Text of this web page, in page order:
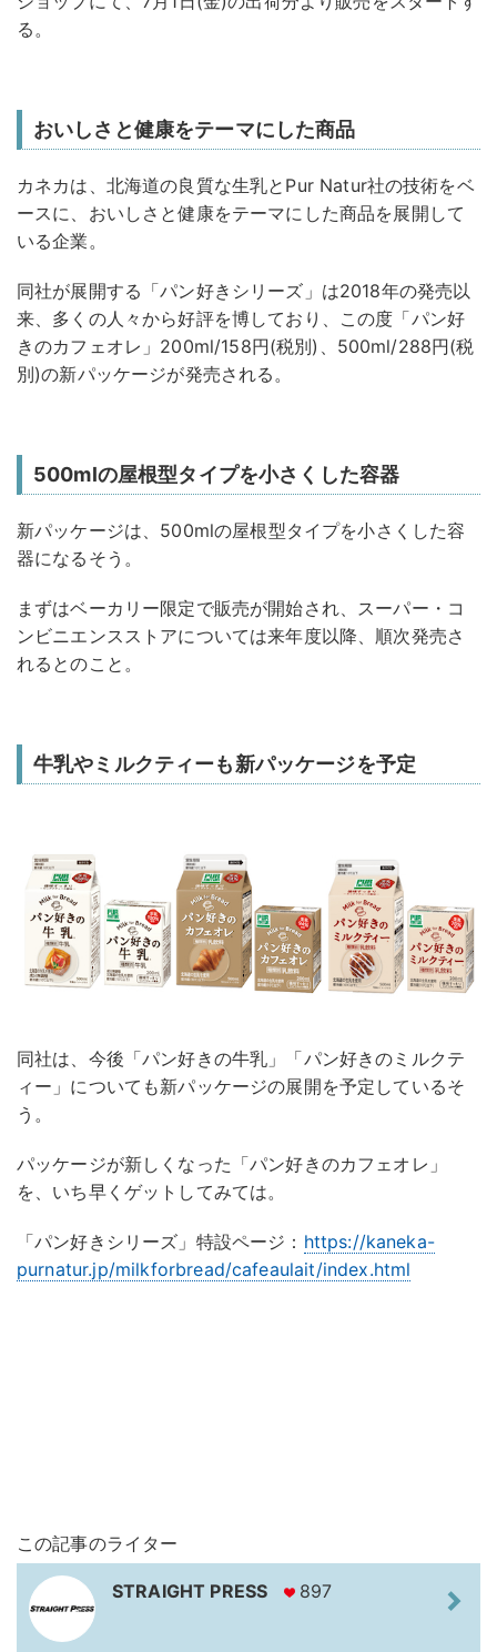
る。
おいしさと健康をテーマにした商品
カネカは、北海道の良質な生乳とPur Natur社の技術をベ
ースに、おいしさと健康をテーマにした商品を展開して
いる企業。
同社が展開する「パン好きシリーズ」は2018年の発売以
来、多くの人々から好評を博しており、この度「パン好
きのカフェオレ」200ml/158円(税別)、500ml/288円(税
別)の新パッケージが発売される。
500mlの屋根型タイプを小さくした容器
新パッケージは、500mlの屋根型タイプを小さくした容
器になるそう。
まずはベーカリー限定で販売が開始され、スーパー・コ
ンビニエンスストアについては来年度以降、順次発売さ
れるとのこと。
牛乳やミルクティーも新パッケージを予定
同社は、今後「パン好きの牛乳」「パン好きのミルクテ
ィー」についても新パッケージの展開を予定しているそ
う。
パッケージが新しくなった「パン好きのカフェオレ」
を、いち早くゲットしてみては。
「パン好きシリーズ」特設ページ： https://kaneka-
purnatur.jp/milkforbread/cafeaulait/index.html
この記事のライター
STRAIGHT PRESS 897